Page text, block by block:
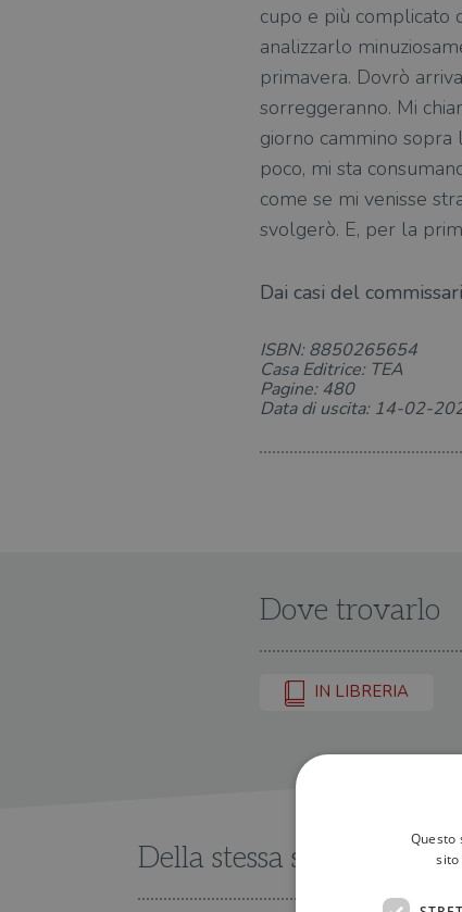
cupo e più complicato
analizzarlo
primavera. Dovrò
sorreggeranno. Mi
giorno cammino sopra
poco, mi sta
come se mi venisse
svolgerò. E, per la
Dai casi del
ISBN: 8850265654
Casa Editrice: TEA
Pagine: 480
Data di uscita: 14-02-
Dove trovarlo
IN LIBRERIA
Della stessa serie
Questo
sito